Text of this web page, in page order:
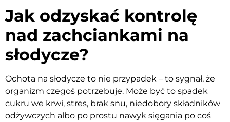
Jak odzyskać kontrolę
nad zachciankami na
słodycze?
Ochota na słodycze to nie przypadek – to sygnał, że
organizm czegoś potrzebuje. Może być to spadek
cukru we krwi, stres, brak snu, niedobory składników
odżywczych albo po prostu nawyk sięgania po coś